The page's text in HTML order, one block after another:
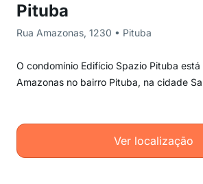
Pituba
Rua Amazonas, 1230 • Pituba
O condomínio Edifício Spazio Pituba está
Amazonas no bairro Pituba, na cidade
Ver localização